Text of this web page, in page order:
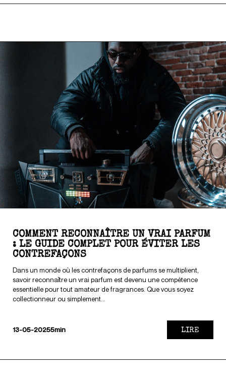
COMMENT RECONNAÎTRE UN VRAI PARFUM
: LE GUIDE COMPLET POUR ÉVITER LES
CONTREFAÇONS
Dans un monde où les contrefaçons de parfums se multiplient,
savoir reconnaître un vrai parfum est devenu une compétence
essentielle pour tout amateur de fragrances. Que vous soyez
collectionneur ou simplement...
13-05-20255min LIRE